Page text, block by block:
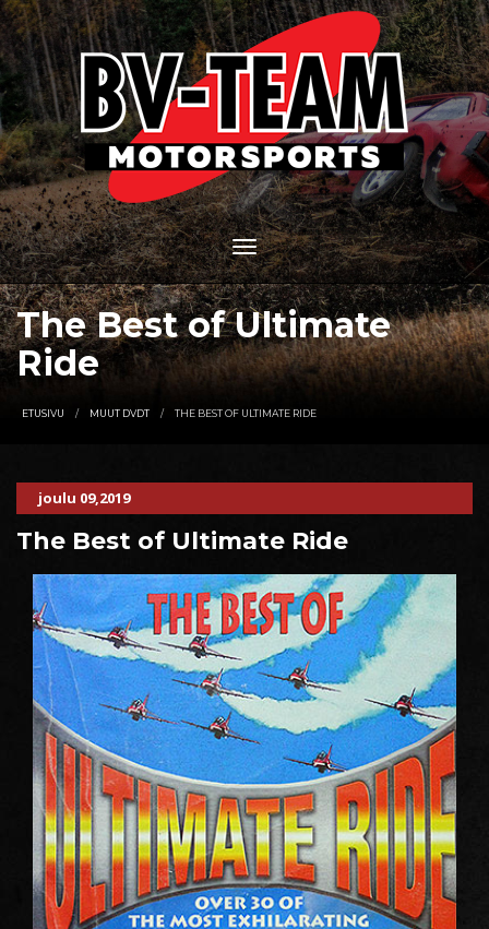
The Best of Ultimate
Ride
ETUSIVU MUUT DVDT THE BEST OF ULTIMATE RIDE
joulu 09,2019
The Best of Ultimate Ride